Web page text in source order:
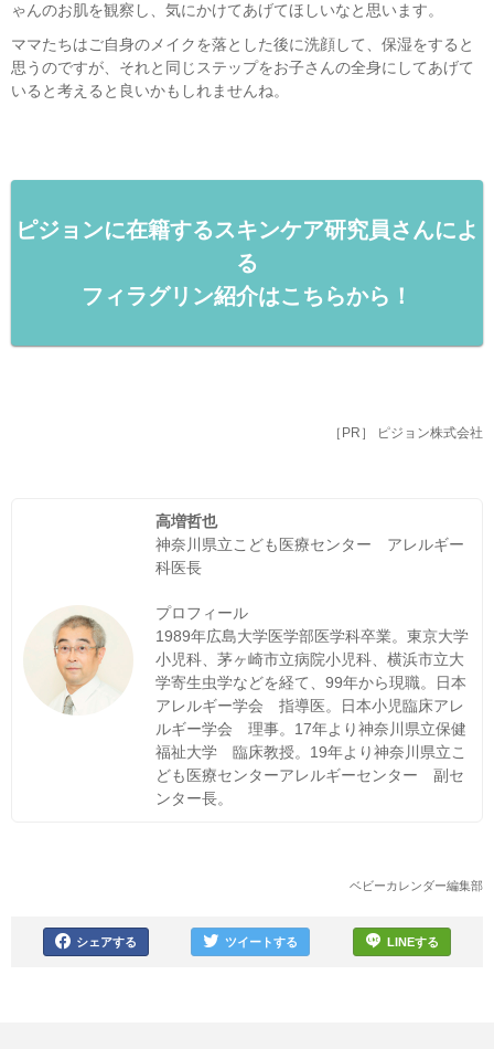
ゃんのお肌を観察し、気にかけてあげてほしいなと思います。
ママたちはご自身のメイクを落とした後に洗顔して、保湿をすると
思うのですが、それと同じステップをお子さんの全身にしてあげて
いると考えると良いかもしれませんね。
ピジョンに在籍するスキンケア研究員さんによ
る
フィラグリン紹介はこちらから！
［PR］ ピジョン株式会社
高増哲也
神奈川県立こども医療センター アレルギー
科医長
プロフィール
1989年広島大学医学部医学科卒業。東京大学
小児科、茅ヶ崎市立病院小児科、横浜市立大
学寄生虫学などを経て、99年から現職。日本
アレルギー学会 指導医。日本小児臨床アレ
ルギー学会 理事。17年より神奈川県立保健
福祉大学 臨床教授。19年より神奈川県立こ
ども医療センターアレルギーセンター 副セ
ンター長。
ベビーカレンダー編集部
シェアする ツイートする LINEする